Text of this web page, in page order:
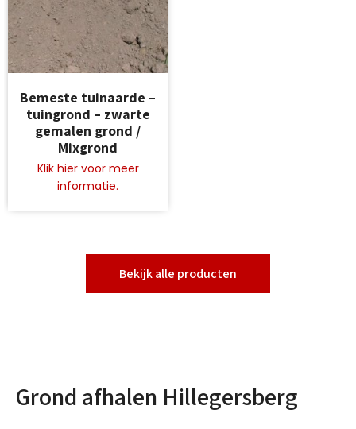
product
heeft
meerdere
productpagina
Bemeste tuinaarde –
tuingrond – zwarte
gemalen grond /
Mixgrond
Bekijk alle producten
Grond afhalen Hillegersberg